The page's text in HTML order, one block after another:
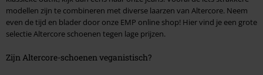
modellen zijn te combineren met diverse laarzen van Altercore. Neem
even de tijd en blader door onze EMP online shop! Hier vind je een grote
selectie Altercore schoenen tegen lage prijzen.
Zijn Altercore-schoenen veganistisch?